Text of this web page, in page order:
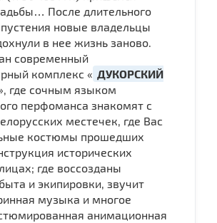
После длительного
новые владельцы
в нее жизнь заново.
современный
комплекс « ДУКОРСКИЙ
где сочным языком
перфоманса знакомят с
местечек, где Вас
костюмы прошедших
исторических
где воссозданы
и экипировки, звучит
музыка и многое
анимационная